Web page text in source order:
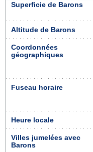
Superficie de Barons
Altitude de Barons
Coordonnées
géographiques
Fuseau horaire
Heure locale
Villes jumelées avec
Barons